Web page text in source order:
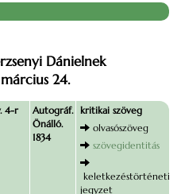
Dánielnek
március 24.
4-r
Autográf.
Önálló.
1834
kritikai szöveg
olvasószöveg
szövegidentitás
keletkezéstörténeti
jegyzet